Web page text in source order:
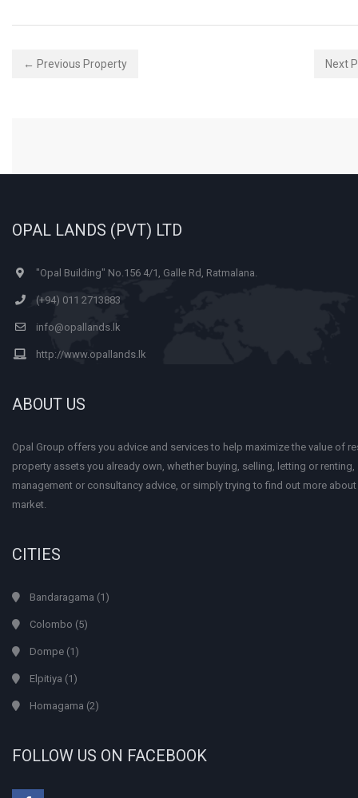
← Previous Property Next
OPAL LANDS (PVT) LTD
"Opal Building" No.156 4/1, Galle Rd, Ratmalana.
(+94) 011 2713883
info@opallands.lk
http://www.opallands.lk
ABOUT US
Opal Group offers you advice and services to help maximize the value of
property assets you already own, whether buying, selling, letting or
management or consultancy advice, or simply trying to find out more
market.
CITIES
Bandaragama (1)
Colombo (5)
Dompe (1)
Elpitiya (1)
Homagama (2)
FOLLOW US ON FACEBOOK